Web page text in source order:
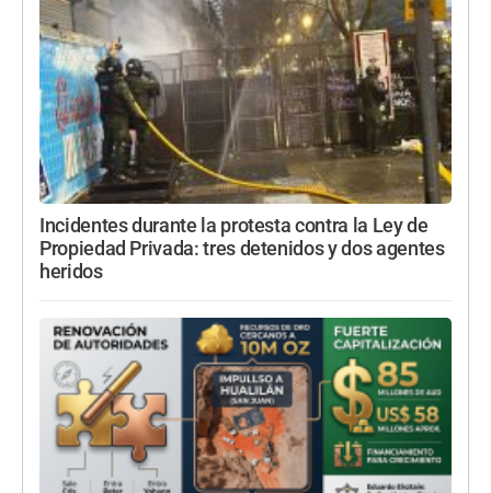
Incidentes durante la protesta contra la Ley de
Propiedad Privada: tres detenidos y dos agentes
heridos